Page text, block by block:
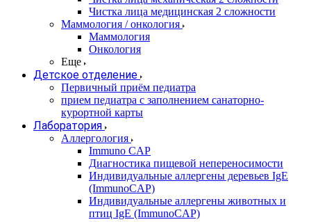
Чистка лица медицинская 2 сложности
Маммология / онкология
Маммология
Онкология
Еще
Детское отделение
Первичный приём педиатра
прием педиатра с заполнением санаторно-
курортной карты
Лаборатория
Аллергология
Immuno CAP
Диагностика пищевой непереносимости
Индивидуальные аллергены деревьев IgE
(ImmunoCAP)
Индивидуальные аллергены животных и
птиц IgE (ImmunoCAP)